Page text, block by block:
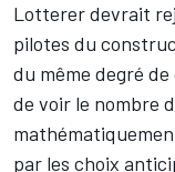
Lottererdevrait
pilotes du
du même degré
de voir le nombre
par les choix